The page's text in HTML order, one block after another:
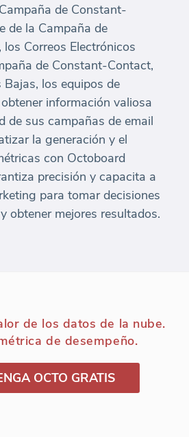
de Constant-
de la Campaña de
Correos Electrónicos
de Constant-Contact,
los equipos de
información valiosa
de sus campañas de email
la generación y el
con Octoboard
precisión y capacita a
para tomar decisiones
obtener mejores resultados.
de los datos de la nube.
de desempeño.
OCTO GRATIS